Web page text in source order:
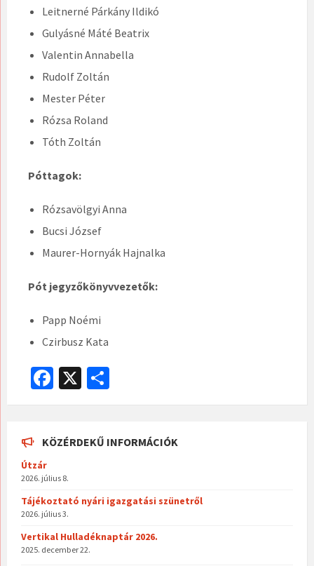
Leitnerné Párkány Ildikó
Gulyásné Máté Beatrix
Valentin Annabella
Rudolf Zoltán
Mester Péter
Rózsa Roland
Tóth Zoltán
Póttagok:
Rózsavölgyi Anna
Bucsi József
Maurer-Hornyák Hajnalka
Pót jegyzőkönyvvezetők:
Papp Noémi
Czirbusz Kata
Fa
ce
o
o
k
X
ss
m
KÖZÉRDEKŰ INFORMÁCIÓK
Útzár
2026. július 8.
Tájékoztató nyári igazgatási szünetről
2026. július 3.
Vertikal Hulladéknaptár 2026.
2025. december 22.